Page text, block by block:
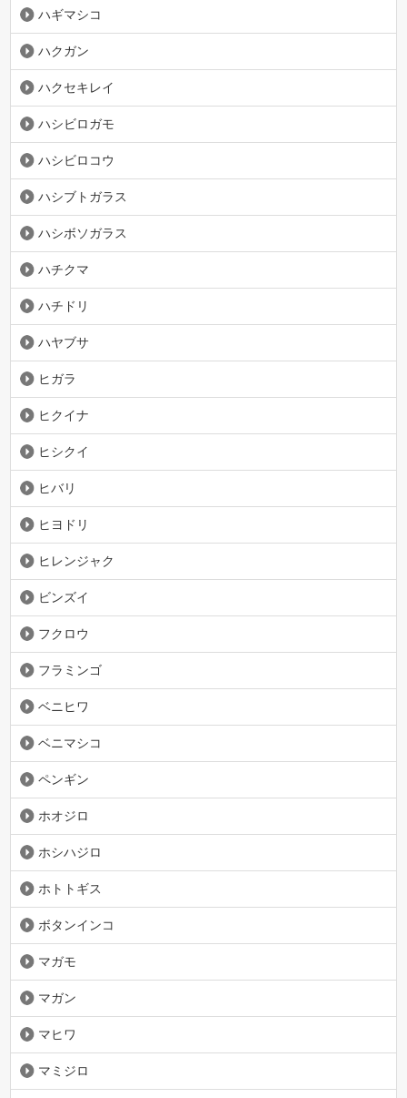
ハギマシコ
ハクガン
ハクセキレイ
ハシビロガモ
ハシビロコウ
ハシブトガラス
ハシボソガラス
ハチクマ
ハチドリ
ハヤブサ
ヒガラ
ヒクイナ
ヒシクイ
ヒバリ
ヒヨドリ
ヒレンジャク
ビンズイ
フクロウ
フラミンゴ
ベニヒワ
ベニマシコ
ペンギン
ホオジロ
ホシハジロ
ホトトギス
ボタンインコ
マガモ
マガン
マヒワ
マミジロ